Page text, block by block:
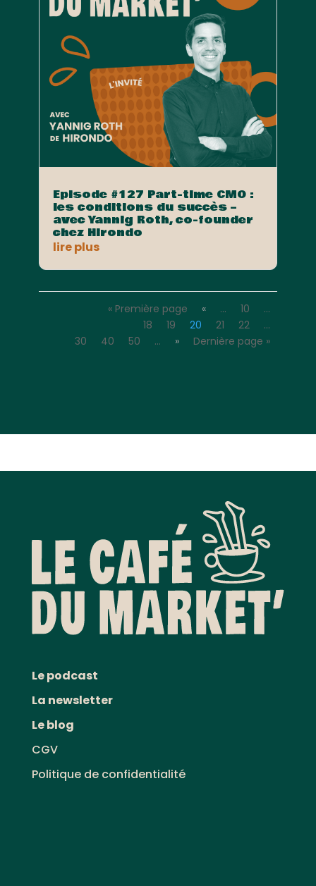
Episode #127 Part-time CMO :
les conditions du succès –
avec Yannig Roth, co-founder
chez Hirondo
lire plus
« Première page « … 10
…
18
19 20 21 22
…
30
40 50 … » Dernière page »
Le podcast
La newsletter
Le blog
CGV
Politique de confidentialité